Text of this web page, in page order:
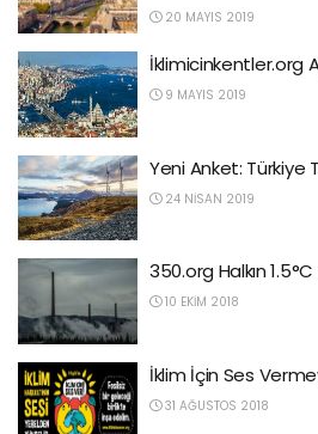
20 MAYIS 2019
İklimicinkentler.org
9 MAYIS 2019
Yeni Anket: Türkiye
24 NISAN 2019
350.org Halkın 1.5°C
10 EKIM 2018
İklim İçin Ses
31 AĞUSTOS 2018